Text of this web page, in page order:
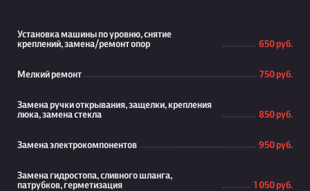
Установка машины по уровню, снятие
креплений, замена/ремонт опор
650 руб.
Мелкий ремонт 750 руб.
Замена ручки открывания, защелки, крепления
люка, замена стекла
850 руб.
Замена электрокомпонентов 950 руб.
Замена гидростопа, сливного шланга,
патрубков, герметизация
1 050 руб.